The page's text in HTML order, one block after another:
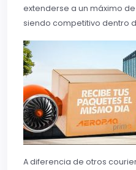
extenderse a un máximo
siendo competitivo dentro
A diferencia de otros